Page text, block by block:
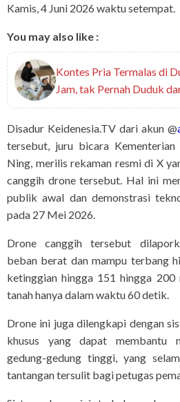
Kamis, 4 Juni 2026 waktu setempat.
You may also like :
Kontes Pria Termalas di
Jam, tak Pernah Duduk
Disadur Keidenesia.TV dari akun @
tersebut, juru bicara
Ning, merilis rekaman resmi di X
canggih drone tersebut. Hal ini
publik awal dan demonstrasi
pada 27 Mei 2026.
Drone canggih tersebut
beban berat dan mampu terbang
ketinggian hingga 151 hingga
tanah hanya dalam waktu 60 detik.
Drone ini juga dilengkapi dengan
khusus yang dapat membantu
gedung-gedung tinggi, yang
tantangan tersulit bagi petugas